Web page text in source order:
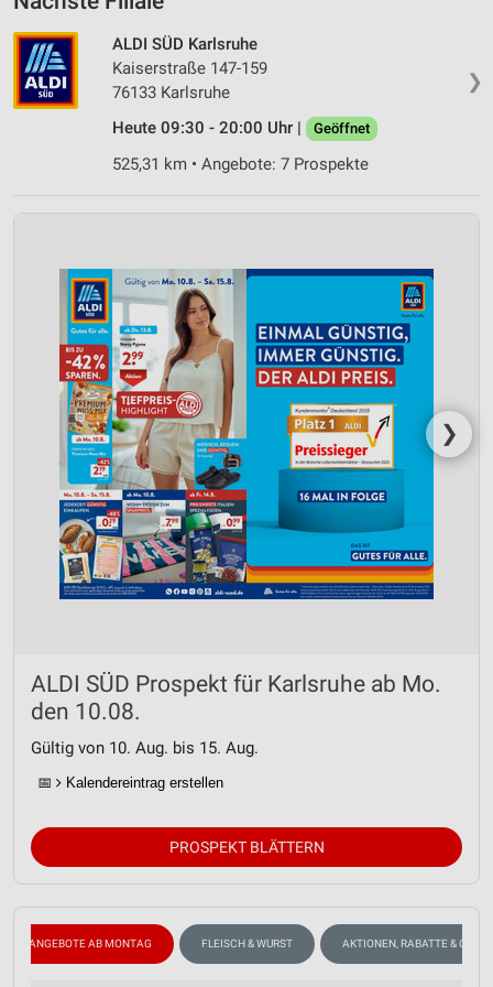
❯
ALDI SÜD Karlsruhe
Kaiserstraße 147-159
76133 Karlsruhe
Heute 09:30 - 20:00 Uhr |
Geöffnet
525,31 km • Angebote: 7 Prospekte
❯
ALDI SÜD Prospekt für Karlsruhe ab Mo.
den 10.08.
Gültig von 10. Aug. bis 15. Aug.
📅 Kalendereintrag erstellen
PROSPEKT BLÄTTERN
ANGEBOTE AB MONTAG FLEISCH & WURST AKTIONEN, RABATTE &